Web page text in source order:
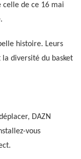
celle de ce 16 mai
histoire. Leurs
diversité du basket
DAZN
vous